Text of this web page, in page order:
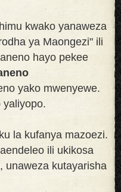
kwako yanaweza
ya Maongezi" ili
hayo pekee
yako mwenyewe.
yaliyopo.
la kufanya mazoezi.
ili ukikosa
unaweza kutayarisha